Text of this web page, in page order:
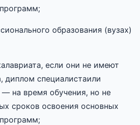
образования (вузах)
если они не имеют
диплом специалистаили
на время обучения, но не
сроков освоения основных